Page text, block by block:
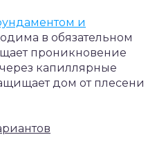
и
в обязательном
проникновение
капиллярные
дом от плесени